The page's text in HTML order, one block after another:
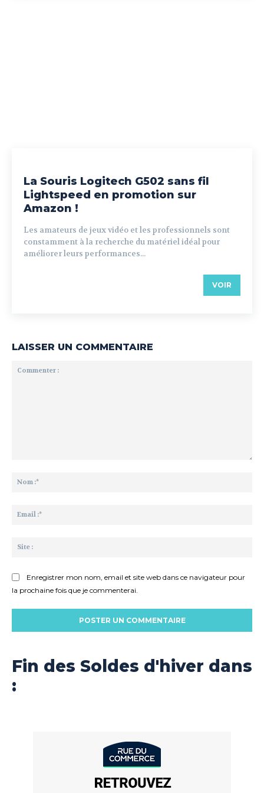
La Souris Logitech G502 sans fil
Lightspeed en promotion sur
Amazon !
Les amateurs de jeux vidéo et les professionnels sont
constamment à la recherche du matériel idéal pour
améliorer leurs performances...
VOIR
LAISSER UN COMMENTAIRE
Enregistrer mon nom, email et site web dans ce navigateur pour
la prochaine fois que je commenterai.
Fin des Soldes d'hiver dans
: